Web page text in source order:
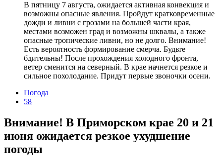
В пятницу 7 августа, ожидается активная конвекция и
возможны опасные явления. Пройдут кратковременные
дожди и ливни с грозами на большей части края,
местами возможен град и возможны шквалы, а также
опасные тропические ливни, но не долго. Внимание!
Есть вероятность формирование смерча. Будьте
бдительны! После прохождения холодного фронта,
ветер сменится на северный. В крае начнется резкое и
сильное похолодание. Придут первые звоночки осени.
Погода
58
Внимание! В Приморском крае 20 и 21
июня ожидается резкое ухудшение
погоды